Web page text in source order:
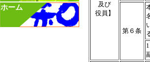
ホーム
及び
役員】
第６条